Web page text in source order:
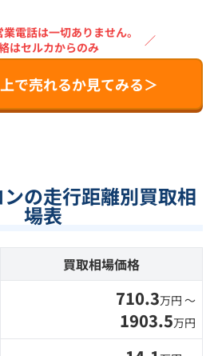
業電話は一切ありません。
はセルカからのみ
／
で売れるか見てみる＞
の走行距離別買取相
場表
買取相場価格
710.3万円 〜
1903.5万円